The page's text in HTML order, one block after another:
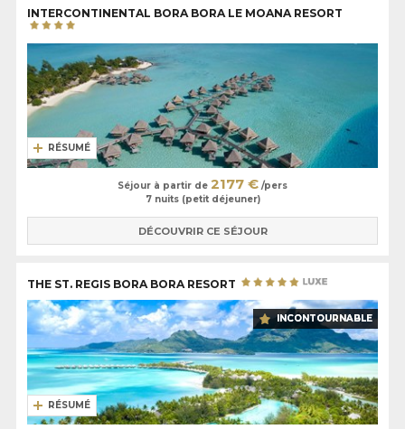
INTERCONTINENTAL BORA BORA LE MOANA RESORT
RÉSUMÉ
Séjour à partir de 2177 € /pers
7 nuits (petit déjeuner)
DÉCOUVRIR CE SÉJOUR
THE ST. REGIS BORA BORA RESORT
INCONTOURNABLE
RÉSUMÉ